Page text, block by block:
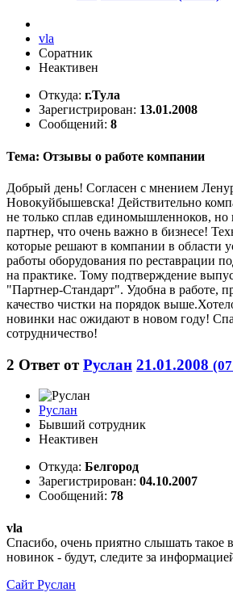
vla
Соратник
Неактивен
Откуда: г.Тула
Зарегистрирован: 13.01.2008
Сообщений: 8
Тема: Отзывы о работе компании
Добрый день! Согласен с мнением
Новокуйбышевска! Действительно
не только сплав единомышленноков,
партнер, что очень важно в бизнесе!
которые решают в компании в области
работы оборудования по реставрации
на практике. Тому подтверждение
"Партнер-Стандарт". Удобна в работе,
качество чистки на порядок
новинки нас ожидают в новом году!
сотрудничество!
2 Ответ отРуслан 21.01.2008
Руслан
Бывший сотрудник
Неактивен
Откуда: Белгород
Зарегистрирован: 04.10.2007
Сообщений: 78
vla
Спасибо, очень приятно слышать такое
новинок - будут, следите за
Сайт Руслан